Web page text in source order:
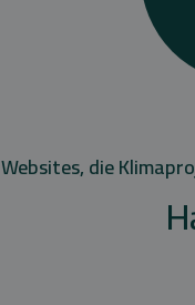
Websites, die